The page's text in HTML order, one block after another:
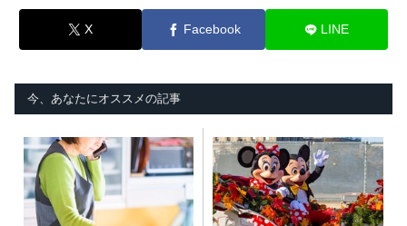
X Facebook LINE
今、あなたにオススメの記事